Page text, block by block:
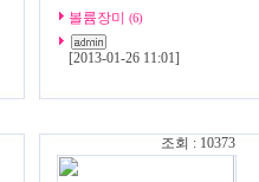
볼륨장미 (6)
[2013-01-26 11:01]
조회 : 10373